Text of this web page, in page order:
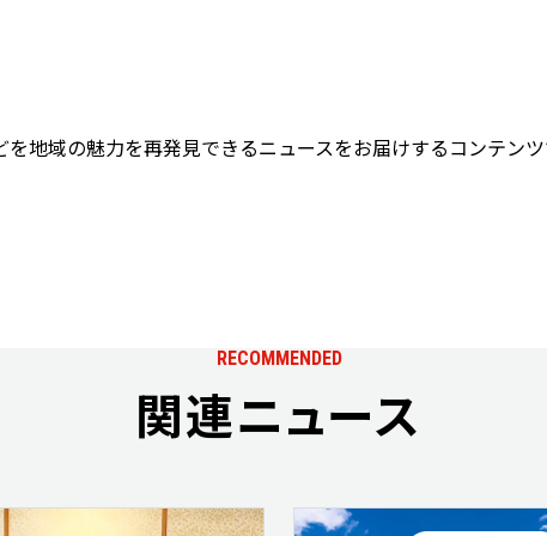
地域の魅力を再発見できるニュースをお届けするコンテン
RECOMMENDED
関連ニュース